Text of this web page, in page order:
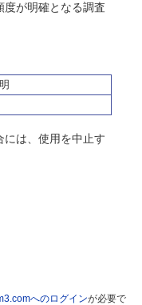
度が明確となる調査
には、使用を中止す
へのログインが必要で